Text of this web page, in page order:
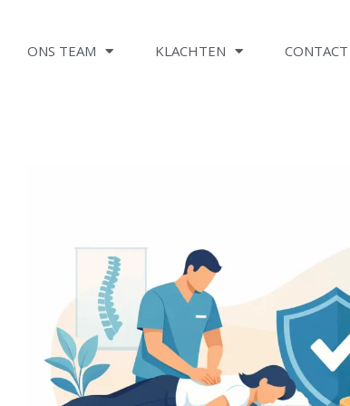
ONS TEAM KLACHTEN CONTACT